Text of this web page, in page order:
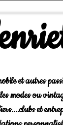
et autres
modes ou
et